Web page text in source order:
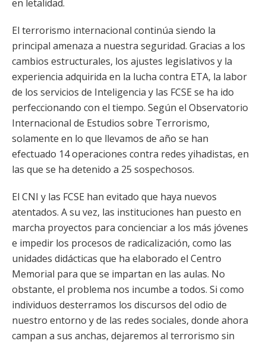
en letalidad.
El terrorismo internacional continúa siendo la
principal amenaza a nuestra seguridad. Gracias a los
cambios estructurales, los ajustes legislativos y la
experiencia adquirida en la lucha contra ETA, la labor
de los servicios de Inteligencia y las FCSE se ha ido
perfeccionando con el tiempo. Según el Observatorio
Internacional de Estudios sobre Terrorismo,
solamente en lo que llevamos de año se han
efectuado 14 operaciones contra redes yihadistas, en
las que se ha detenido a 25 sospechosos.
El CNI y las FCSE han evitado que haya nuevos
atentados. A su vez, las instituciones han puesto en
marcha proyectos para concienciar a los más jóvenes
e impedir los procesos de radicalización, como las
unidades didácticas que ha elaborado el Centro
Memorial para que se impartan en las aulas. No
obstante, el problema nos incumbe a todos. Si como
individuos desterramos los discursos del odio de
nuestro entorno y de las redes sociales, donde ahora
campan a sus anchas, dejaremos al terrorismo sin